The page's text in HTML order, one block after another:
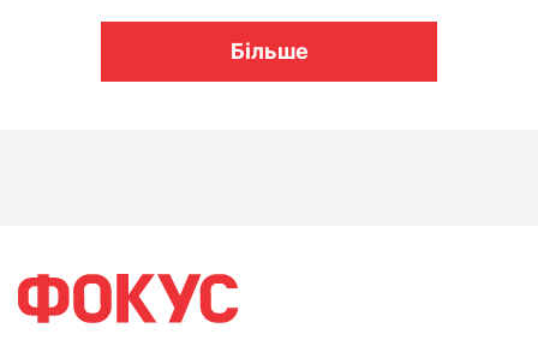
Більше